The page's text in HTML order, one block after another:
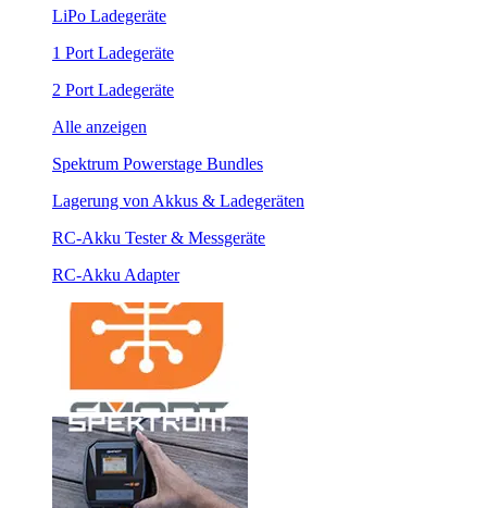
LiPo Ladegeräte
1 Port Ladegeräte
2 Port Ladegeräte
Alle anzeigen
Spektrum Powerstage Bundles
Lagerung von Akkus & Ladegeräten
RC-Akku Tester & Messgeräte
RC-Akku Adapter